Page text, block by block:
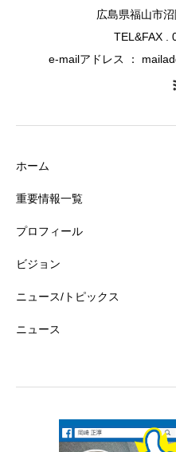
広島県福山市
TEL&FAX .
e-mailアドレス ：
ホーム
重要情報一覧
プロフィール
ビジョン
ニュース/トピックス
ニュース